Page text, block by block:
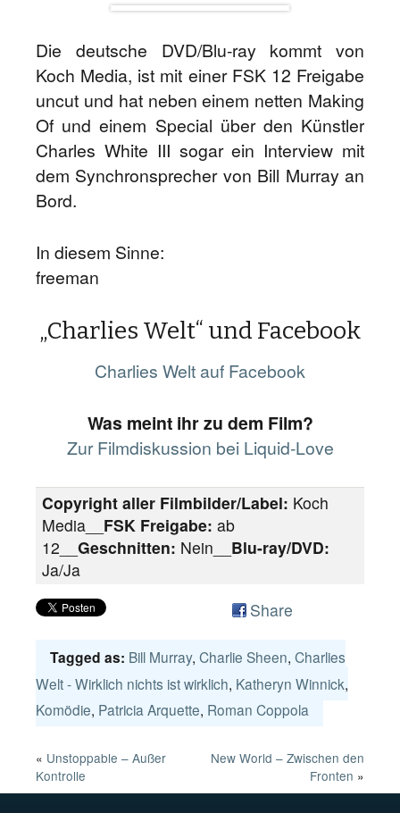
Die deutsche DVD/Blu-ray kommt von
Koch Media, ist mit einer FSK 12 Freigabe
uncut und hat neben einem netten Making
Of und einem Special über den Künstler
Charles White III sogar ein Interview mit
dem Synchronsprecher von Bill Murray an
Bord.
In diesem Sinne:
freeman
„Charlies Welt“ und Facebook
Charlies Welt auf Facebook
Was meint ihr zu dem Film?
Zur Filmdiskussion bei Liquid-Love
Copyright aller Filmbilder/Label: Koch
Media__ FSK Freigabe: ab
12__ Geschnitten: Nein__ Blu-ray/DVD:
Ja/Ja
Share
Tagged as: Bill Murray, Charlie Sheen, Charlies
Welt - Wirklich nichts ist wirklich, Katheryn Winnick,
Komödie, Patricia Arquette, Roman Coppola
« Unstoppable – Außer
Kontrolle
New World – Zwischen den
Fronten »